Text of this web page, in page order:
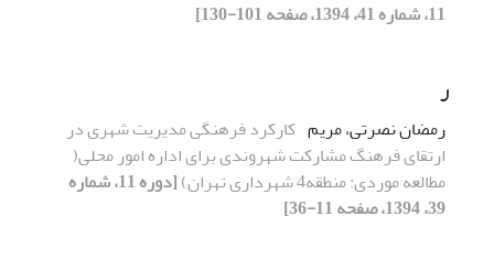
11، شماره 41، 1394، صفحه 101-130]
ر
رمضان نصرتی، مریم کارکرد فرهنگی مدیریت شهری در
ارتقای فرهنگ مشارکت شهروندی برای اداره امور محلی(
مطالعه موردی: منطقه4 شهرداری تهران)
[دوره 11، شماره
39، 1394، صفحه 11-36]